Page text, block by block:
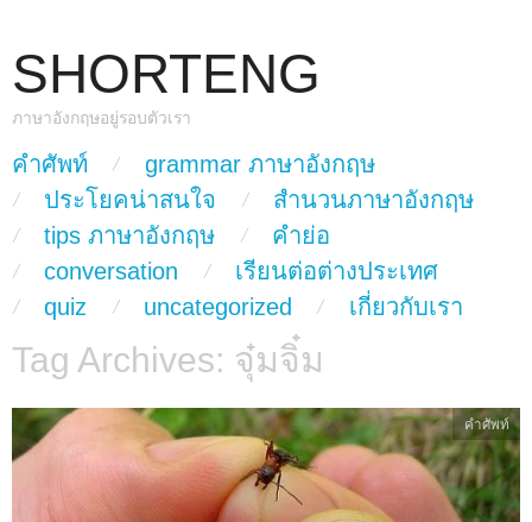
SHORTENG
ภาษาอังกฤษอยู่รอบตัวเรา
Main Menu
skip to content
คำศัพท์
grammar ภาษาอังกฤษ
ประโยคน่าสนใจ
สำนวนภาษาอังกฤษ
tips ภาษาอังกฤษ
คำย่อ
conversation
เรียนต่อต่างประเทศ
quiz
uncategorized เกี่ยวกับเรา
Tag Archives: จุ๋มจิ๋ม
คำศัพท์